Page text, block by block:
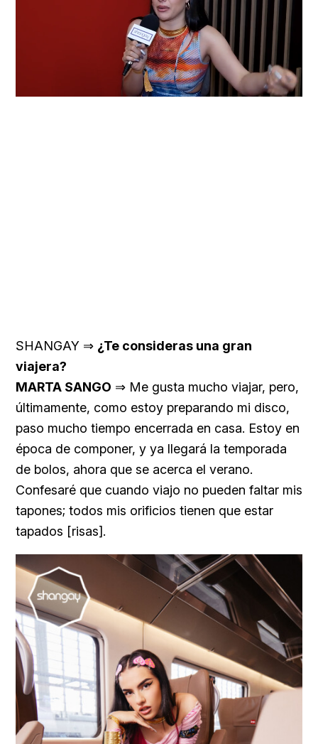
Loaded:
22.72%
SHANGAY ⇒ ¿Te consideras una gran
viajera?
MARTA SANGO ⇒ Me gusta mucho viajar, pero,
últimamente, como estoy preparando mi disco,
paso mucho tiempo encerrada en casa. Estoy en
época de componer, y ya llegará la temporada
de bolos, ahora que se acerca el verano.
Confesaré que cuando viajo no pueden faltar mis
tapones; todos mis orificios tienen que estar
tapados [risas].